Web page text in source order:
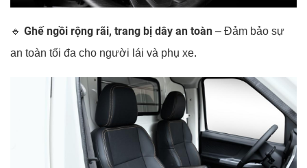
🔹 Ghế ngồi rộng rãi, trang bị dây an toàn – Đảm bảo sự
an toàn tối đa cho người lái và phụ xe.